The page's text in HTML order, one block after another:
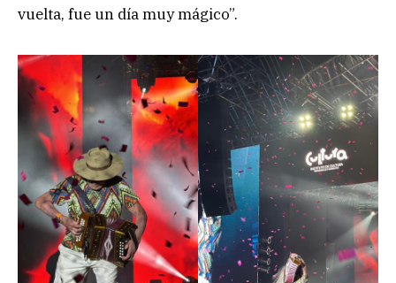
vuelta, fue un día muy mágico”.